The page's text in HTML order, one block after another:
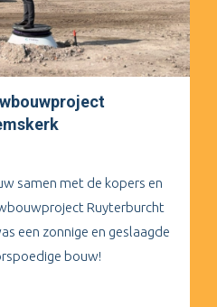
samen met de kopers en
Ruyterburcht
een zonnige en geslaagde
bouw!